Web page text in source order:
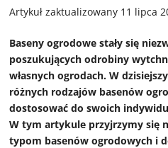
Artykuł zaktualizowany 11 lipca
Baseny ogrodowe stały się
poszukujących odrobiny
własnych ogrodach. W
różnych rodzajów basenów
dostosować do swoich
W tym artykule przyjrzymy się
typom basenów ogrodowych i